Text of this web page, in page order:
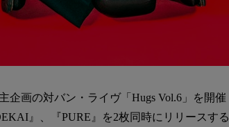
企画の対バン・ライヴ「Hugs Vol.6」を開催
』、『PURE』を2枚同時にリリースする